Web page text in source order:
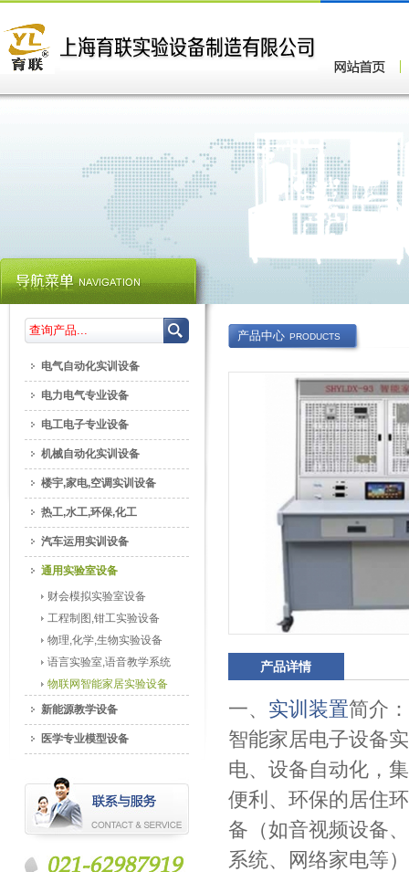
产品中心 PRODUCTS
产品详情
一、 实训装置简介：
智能家居电子设备
电、设备自动化，
便利、环保的居住
备（如音视频设备
系统、网络家电等
电气自动化实训设备
电力电气专业设备
电工电子专业设备
机械自动化实训设备
楼宇,家电,空调实训设备
热工,水工,环保,化工
汽车运用实训设备
通用实验室设备
财会模拟实验室设备
工程制图,钳工实验设备
物理,化学,生物实验设备
语言实验室,语音教学系统
物联网智能家居实验设备
新能源教学设备
医学专业模型设备